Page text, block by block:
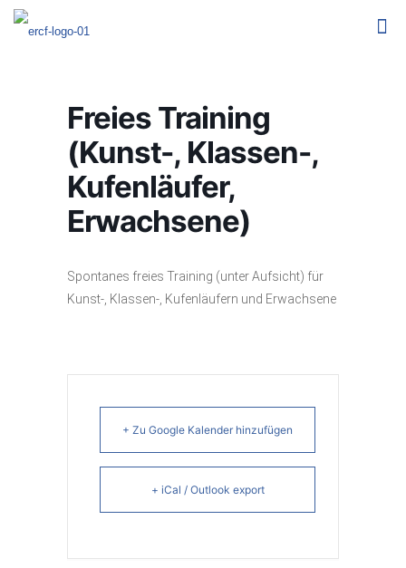
Freies Training
(Kunst-, Klassen-,
Kufenläufer,
Erwachsene)
Spontanes freies Training (unter Aufsicht) für
Kunst-, Klassen-, Kufenläufern und Erwachsene
+ Zu Google Kalender hinzufügen
+ iCal / Outlook export